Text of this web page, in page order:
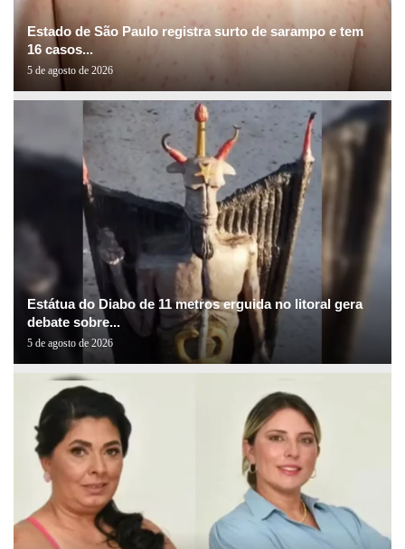
Estado de São Paulo registra surto de sarampo e tem
16 casos...
5 de agosto de 2026
Estátua do Diabo de 11 metros erguida no litoral gera
debate sobre...
5 de agosto de 2026